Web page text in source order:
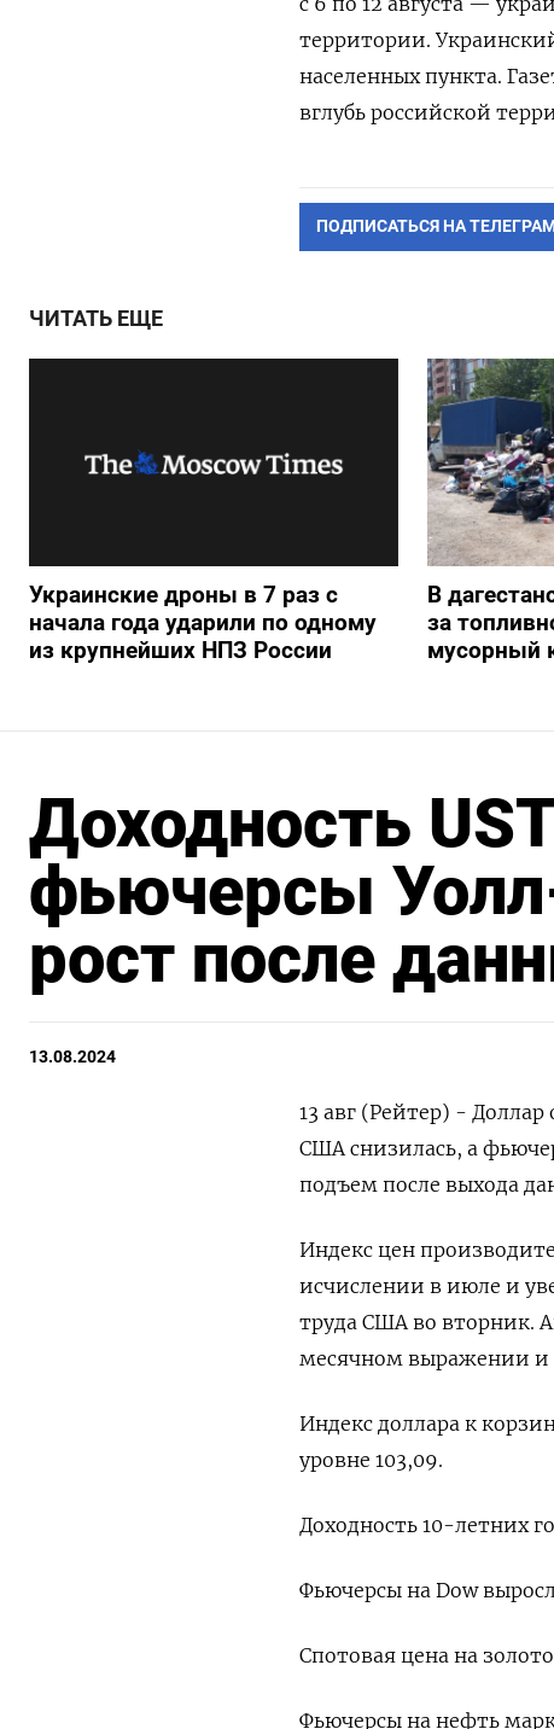
территории.
населенных пункта.
вглубь российской
ПОДПИСАТЬСЯ НА
ЧИТАТЬ ЕЩЕ
Украинские дроны в 7 раз с
начала года ударили по одному
из крупнейших НПЗ России
В
за
мусорный
Доходность
фьючерсы
рост после
13.08.2024
13 авг (Рейтер) - Доллар
США снизилась, а
подъем после выхода
Индекс цен
исчислении в июле и
труда США во вторник.
месячном выражении и
Индекс доллара к
уровне 103,09.
Доходность 10-летних
Фьючерсы на Dow
Спотовая цена на
Фьючерсы на нефть